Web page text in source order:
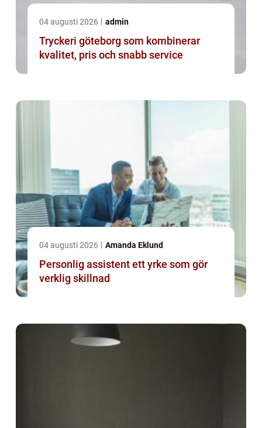
04 augusti 2026 admin
Tryckeri göteborg som kombinerar
kvalitet, pris och snabb service
04 augusti 2026 Amanda Eklund
Personlig assistent ett yrke som gör
verklig skillnad